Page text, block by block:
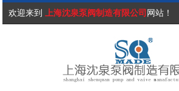
欢迎来到 上海沈泉泵阀制造有限公司 网站！